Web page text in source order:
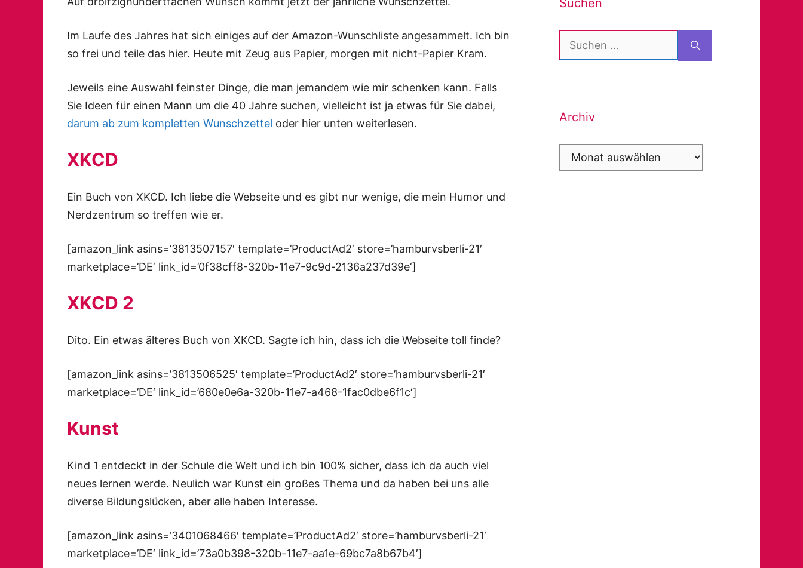
Im Laufe des Jahres hat sich einiges auf der Amazon-Wunschliste angesammelt. Ich bin
so frei und teile das hier. Heute mit Zeug aus Papier, morgen mit nicht-Papier Kram.
Jeweils eine Auswahl feinster Dinge, die man jemandem wie mir schenken kann. Falls
Sie Ideen für einen Mann um die 40 Jahre suchen, vielleicht ist ja etwas für Sie dabei,
darum ab zum kompletten Wunschzettel oder hier unten weiterlesen.
XKCD
Ein Buch von XKCD. Ich liebe die Webseite und es gibt nur wenige, die mein Humor und
Nerdzentrum so treffen wie er.
[amazon_link asins=’3813507157′ template=’ProductAd2′ store=’hamburvsberli-21′
marketplace=’DE‘ link_id=’0f38cff8-320b-11e7-9c9d-2136a237d39e‘]
XKCD 2
Dito. Ein etwas älteres Buch von XKCD. Sagte ich hin, dass ich die Webseite toll finde?
[amazon_link asins=’3813506525′ template=’ProductAd2′ store=’hamburvsberli-21′
marketplace=’DE‘ link_id=’680e0e6a-320b-11e7-a468-1fac0dbe6f1c‘]
Kunst
Kind 1 entdeckt in der Schule die Welt und ich bin 100% sicher, dass ich da auch viel
neues lernen werde. Neulich war Kunst ein großes Thema und da haben bei uns alle
diverse Bildungslücken, aber alle haben Interesse.
[amazon_link asins=’3401068466′ template=’ProductAd2′ store=’hamburvsberli-21′
marketplace=’DE‘ link_id=’73a0b398-320b-11e7-aa1e-69bc7a8b67b4′]
Suchen
Archiv
Archiv